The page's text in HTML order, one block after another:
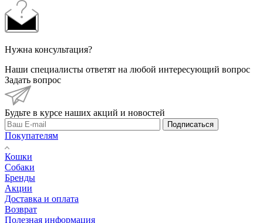
Нужна консультация?
Наши специалисты ответят на любой интересующий вопрос
Задать вопрос
Будьте в курсе наших акций и новостей
Подписаться
Покупателям
Кошки
Собаки
Бренды
Акции
Доставка и оплата
Возврат
Полезная информация